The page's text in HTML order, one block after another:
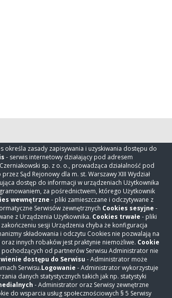
NAS NA
Czerniakowski sp. z o. o.
w Warszawie, ul. Stępińska
00-739 Warszawa, wpisana do
przedsiębiorców
przez Sąd Rejonowy
Warszawy XIII Wydział
Krajowego Rejestru
pod numerem KRS:
określa zasady zapisywania i uzyskiwania dostępu do
- serwis internetowy działający pod adresem
sp. z o. o., prowadząca działalność pod
Sąd Rejonowy dla m. st. Warszawy XIII Wydział
dostęp do informacji w urządzeniach Użytkownika
za pośrednictwem, którego Użytkownik
wewnętrzne - pliki zamieszczane i odczytywane z
Serwisów zewnętrznych Cookies sesyjne -
z Urządzenia Użytkownika. Cookies trwałe - pliki
sesji Urządzenia chyba że konfiguracja
składowania i odczytu Cookies nie pozwalają na
innych robaków jest praktynie niemożliwe. Cookie
od partnerów Serwisu Administrator nie
dostępu do Serwisu - Administrator może
Serwisu.Logowanie - Administrator wykorzystuje
danych statystycznych takich jak np. statystyki
- Administrator oraz Serwisy zewnętrzne
do wsparcia usług społecznościowych § 5 Serwisy